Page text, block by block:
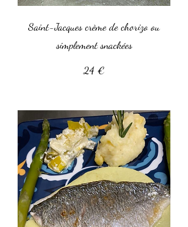
Saint-Jacques crème de chorizo ou
simplement snackées
24 €